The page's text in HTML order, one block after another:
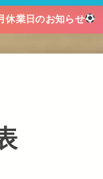
生】
生】
生】
学生
年
休業日のお知らせ